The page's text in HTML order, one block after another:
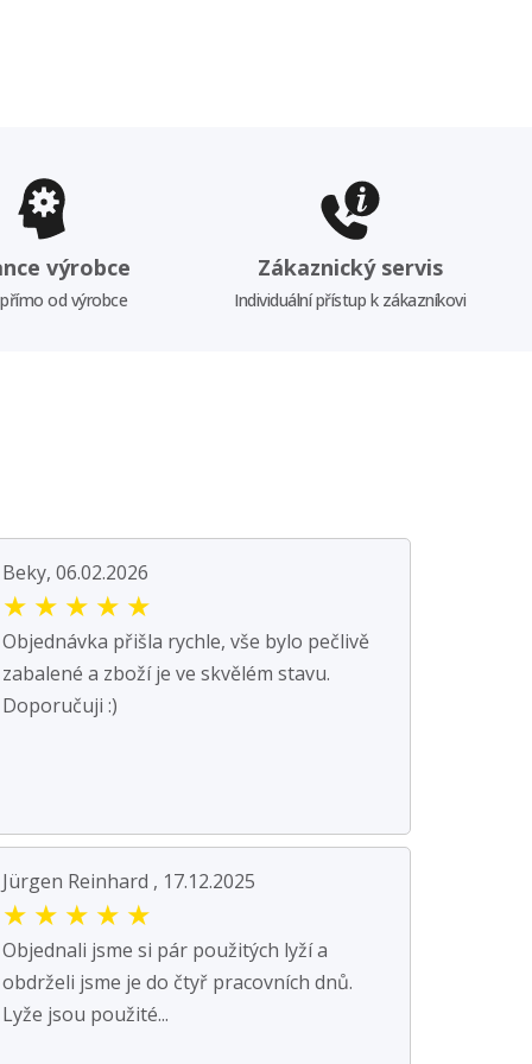
výrobce
od výrobce
Zákaznický servis
Individuální přístup k zákazníkovi
Beky, 06.02.2026
★ ★ ★ ★ ★
Objednávka přišla rychle, vše bylo pečlivě
zabalené a zboží je ve skvělém stavu.
Doporučuji :)
Jürgen Reinhard , 17.12.2025
★ ★ ★ ★ ★
Objednali jsme si pár použitých lyží a
obdrželi jsme je do čtyř pracovních dnů.
Lyže jsou použité...